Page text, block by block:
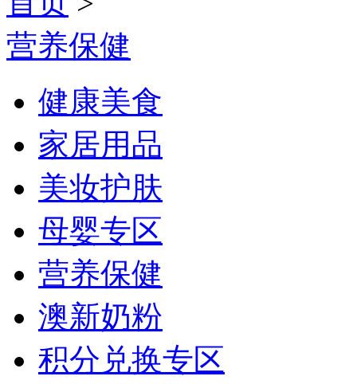
营养保健
健康美食
家居用品
美妆护肤
母婴专区
营养保健
澳新奶粉
积分兑换专区